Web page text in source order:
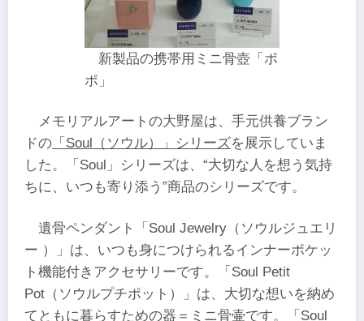
新製品の携帯用ミニ骨壺「ポ
ポ」
メモリアルアートの大野屋は、手元供養ブラン
ドの 「Soul（ソウル）」シリーズを展示していま
した。「Soul」シリーズは、“大切な人を想う気持
ちに、いつも寄り添う”商品のシリーズです。
遺骨ペンダント「Soul Jewelry（ソウルジュエリ
ー ）」は、いつも身につけられるインナーポケッ
ト機能付きアクセサリーです。「Soul Petit
Pot（ソウルプチポット）」は、大切な想いを納め
てともに暮らすための器＝ミニ骨壷です。「Soul